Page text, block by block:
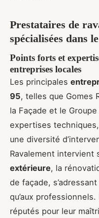
Prestataires de
spécialisées dans
Points forts et
entreprises locales
Les principales
95, telles que Gomes
la Façade et le
expertises
une diversité
Ravalement intervient
extérieure, la
de façade,
qu’aux
réputés pour leur